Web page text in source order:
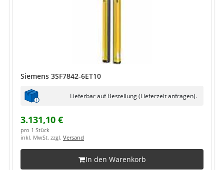
Siemens 3SF7842-6ET10
Lieferbar auf Bestellung (Lieferzeit anfragen).
3.131,10 €
pro 1 Stück
inkl. MwSt. zzgl. Versand
In den Warenkorb